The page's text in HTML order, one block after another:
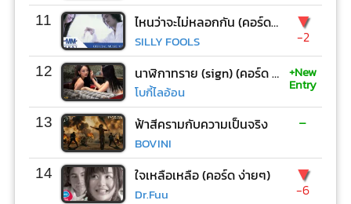
11 ไหนว่าจะไม่หลอกกัน (คอร์ด ง่ายๆ)
SILLY FOOLS
▼
-2
12 นาฬิกาทราย (sign) (คอร์ด ง่ายๆ)
โบกี้ไลอ้อน
+New
Entry
13 ฟ้าสีครามกับความเป็นจริง
BOVINI
-
14 ใจเหลือเหลือ (คอร์ด ง่ายๆ)
Dr.Fuu
▼
-6